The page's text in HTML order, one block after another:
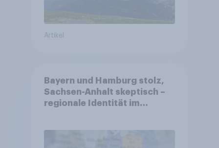
Artikel
Bayern und Hamburg stolz,
Sachsen-Anhalt skeptisch –
regionale Identität im